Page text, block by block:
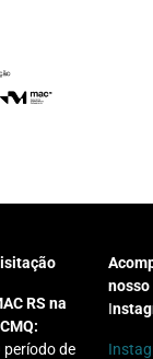
RS na
período de
nosso
I